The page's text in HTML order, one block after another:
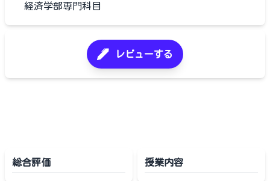
経済学部専門科目
レビューする
総合評価 授業内容